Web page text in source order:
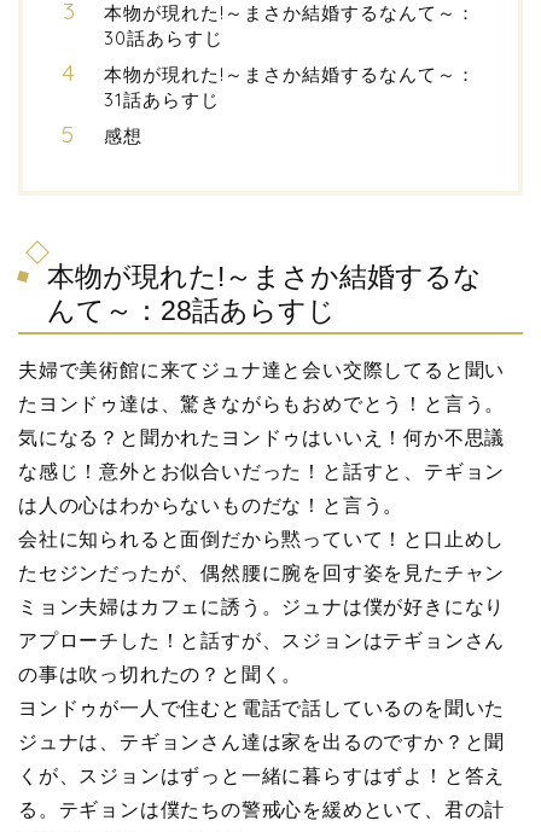
本物が現れた!～まさか結婚するなんて～：
30話あらすじ
本物が現れた!～まさか結婚するなんて～：
31話あらすじ
感想
本物が現れた!～まさか結婚するな
んて～：28話あらすじ
夫婦で美術館に来てジュナ達と会い交際してると聞い
たヨンドゥ達は、驚きながらもおめでとう！と言う。
気になる？と聞かれたヨンドゥはいいえ！何か不思議
な感じ！意外とお似合いだった！と話すと、テギョン
は人の心はわからないものだな！と言う。
会社に知られると面倒だから黙っていて！と口止めし
たセジンだったが、偶然腰に腕を回す姿を見たチャン
ミョン夫婦はカフェに誘う。ジュナは僕が好きになり
アプローチした！と話すが、スジョンはテギョンさん
の事は吹っ切れたの？と聞く。
ヨンドゥが一人で住むと電話で話しているのを聞いた
ジュナは、テギョンさん達は家を出るのですか？と聞
くが、スジョンはずっと一緒に暮らすはずよ！と答え
る。テギョンは僕たちの警戒心を緩めといて、君の計